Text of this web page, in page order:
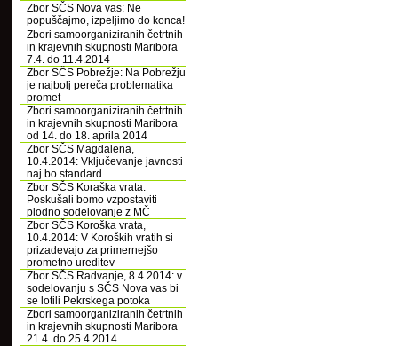
Zbor SČS Nova vas: Ne
popuščajmo, izpeljimo do konca!
Zbori samoorganiziranih četrtnih
in krajevnih skupnosti Maribora
7.4. do 11.4.2014
Zbor SČS Pobrežje: Na Pobrežju
je najbolj pereča problematika
promet
Zbori samoorganiziranih četrtnih
in krajevnih skupnosti Maribora
od 14. do 18. aprila 2014
Zbor SČS Magdalena,
10.4.2014: Vključevanje javnosti
naj bo standard
Zbor SČS Koraška vrata:
Poskušali bomo vzpostaviti
plodno sodelovanje z MČ
Zbor SČS Koroška vrata,
10.4.2014: V Koroških vratih si
prizadevajo za primernejšo
prometno ureditev
Zbor SČS Radvanje, 8.4.2014: v
sodelovanju s SČS Nova vas bi
se lotili Pekrskega potoka
Zbori samoorganiziranih četrtnih
in krajevnih skupnosti Maribora
21.4. do 25.4.2014